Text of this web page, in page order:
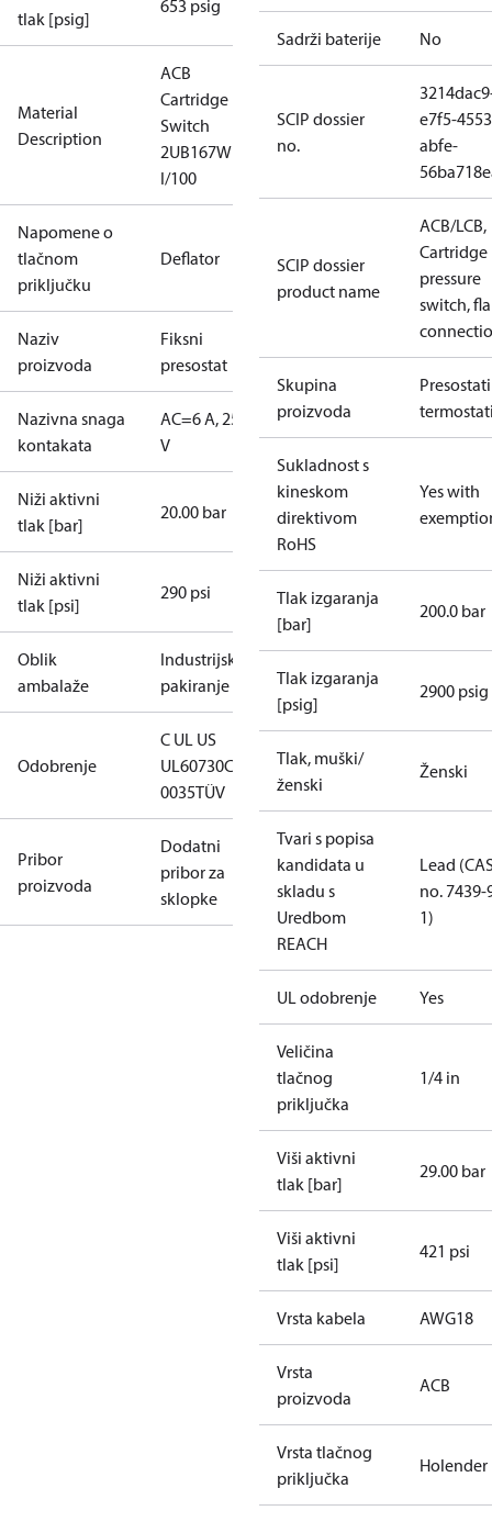
tlak [psig]
653 psig
Material
Description
ACB
Cartridge
Switch
2UB167W
I/100
Napomene o
tlačnom
priključku
Deflator
Naziv
proizvoda
Fiksni
presostat
Nazivna snaga
kontakata
AC=6 A, 250
V
Niži aktivni
tlak [bar]
20.00 bar
Niži aktivni
tlak [psi]
290 psi
Oblik
ambalaže
Industrijsko
pakiranje
Odobrenje
C UL US
UL60730CE
0035TÜV
Pribor
proizvoda
Dodatni
pribor za
sklopke
Sadrži baterije No
SCIP dossier
no.
e7f5-
abfe-
SCIP dossier
product name
ACB/LCB,
Cartridge
pressure
switch,
Skupina
proizvoda
Sukladnost s
kineskom
direktivom
RoHS
Yes with
Tlak izgaranja
[bar]
200.0 bar
Tlak izgaranja
[psig]
2900 psig
Tlak, muški/
ženski
Ženski
Tvari s popisa
kandidata u
skladu s
Uredbom
REACH
Lead
no. 7439-
1)
UL odobrenje Yes
Veličina
tlačnog
priključka
1/4 in
Viši aktivni
tlak [bar]
29.00 bar
Viši aktivni
tlak [psi]
421 psi
Vrsta kabela AWG18
Vrsta
proizvoda
ACB
Vrsta tlačnog
priključka
Holender